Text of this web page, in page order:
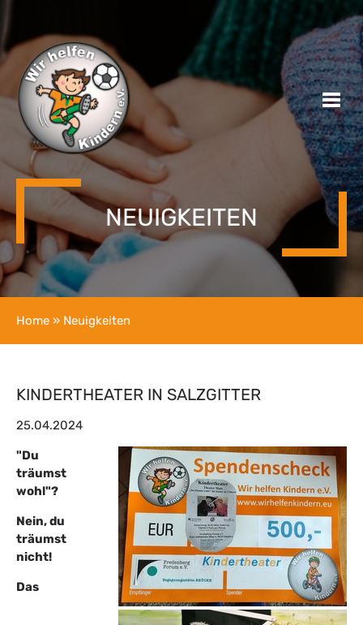
NEUIGKEITEN
Home » Neuigkeiten
KINDERTHEATER IN SALZGITTER
25.04.2024
"Du
träumst
wohl"?
Nein, du
träumst
nicht!
Das